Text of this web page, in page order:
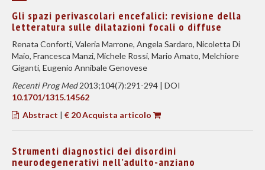
Gli spazi perivascolari encefalici: revisione della
letteratura sulle dilatazioni focali o diffuse
Renata Conforti, Valeria Marrone, Angela Sardaro, Nicoletta Di
Maio, Francesca Manzi, Michele Rossi, Mario Amato, Melchiore
Giganti, Eugenio Annibale Genovese
Recenti Prog Med2013;104(7):291-294 | DOI
10.1701/1315.14562
Abstract | € 20 Acquista articolo
Strumenti diagnostici dei disordini
neurodegenerativi nell’adulto-anziano